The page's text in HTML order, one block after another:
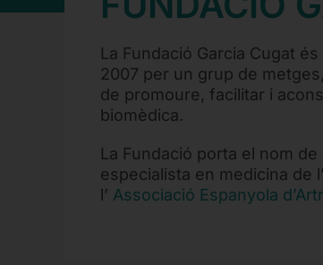
La Fundació Garcia Cugat
2007 per un grup de
de promoure, facilitar i
biomèdica.
La Fundació porta el nom
especialista en medicina de
l’ Associació Espanyola